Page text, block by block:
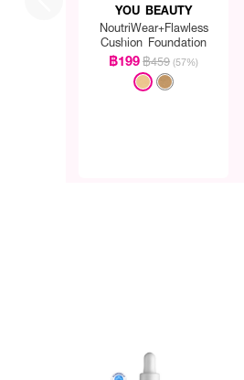
YOU BEAUTY
NoutriWear+Flawless
Cushion Foundation
฿199฿459 (57%)